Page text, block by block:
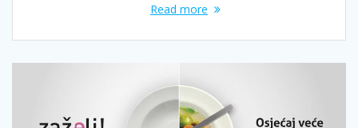
Read more